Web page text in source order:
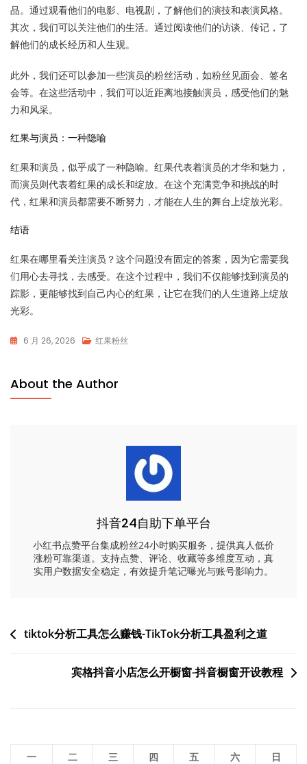
品。通过观看他们的电影、电视剧，了解他们的演技和表演风格。
其次，我们可以关注他们的生活。通过阅读他们的访谈、传记，了
解他们的成长经历和人生观。
此外，我们还可以参加一些演员的粉丝活动，如粉丝见面会、签名
会等。在这些活动中，我们可以近距离地接触演员，感受他们的魅
力和风采。
红果与演员：一种隐喻
红果和演员，似乎成了一种隐喻。红果代表着演员的才华和魅力，
而演员则代表着红果的成长和绽放。在这个充满竞争和挑战的时
代，红果和演员都需要不断努力，才能在人生的舞台上绽放光彩。
结语
红果在哪里看关注演员？这个问题没有固定的答案，因为它需要我
们用心去寻找，去感受。在这个过程中，我们不仅能够找到演员的
踪影，更能够找到自己内心的红果，让它在我们的人生道路上绽放
光彩。
6 月 26, 2026 红果粉丝
About the Author
抖音24自助下单平台
小红书点赞平台集成粉丝24小时购买服务，提供真人低价
涨粉可靠渠道。支持点赞、评论、收藏等多维度互动，真
实用户数据安全稳定，有效提升笔记曝光与账号影响力。
文tiktok分析工具怎么赚钱-TikTok分析工具盈利之道
宾格抖音小店怎么开橱窗-抖音橱窗开设教程
一 二 三 四 五 六
日